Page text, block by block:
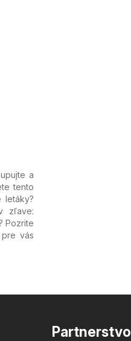
a
tento
letáky?
zľave:
Pozrite
vás
Partnerstvo